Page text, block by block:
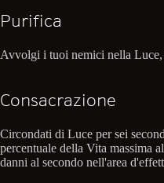
Purifica
Avvolgi i tuoi nemici nella
Consacrazione
Circondati di Luce per sei
percentuale della Vita massima
danni al secondo nell'area